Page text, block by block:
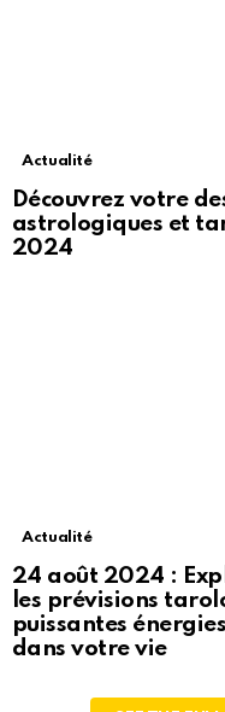
Actualité
Découvrez votre
astrologiques et
2024
Actualité
24 août 2024 :
les prévisions
puissantes
dans votre vie